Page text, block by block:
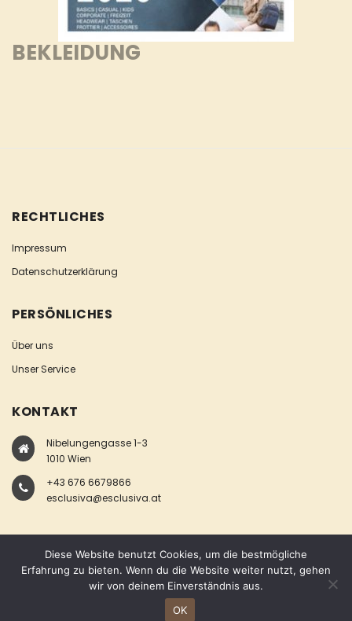
BEKLEIDUNG
RECHTLICHES
Impressum
Datenschutzerklärung
PERSÖNLICHES
Über uns
Unser Service
KONTAKT
Nibelungengasse 1-3
1010 Wien
+43 676 6679866
esclusiva@esclusiva.at
COPYRIGHT © ESCLUSIVA
Diese Website benutzt Cookies, um die bestmögliche
Erfahrung zu bieten. Wenn du die Website weiter nutzt, gehen
wir von deinem Einverständnis aus.
OK